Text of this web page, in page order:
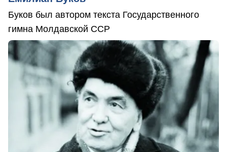
Буков был автором текста Государственного
гимна Молдавской ССР